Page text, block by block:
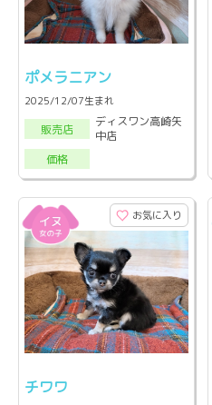
ポメラニアン
2025/12/07生まれ
販売店
ディスワン高崎矢
中店
価格
お気に入り
チワワ